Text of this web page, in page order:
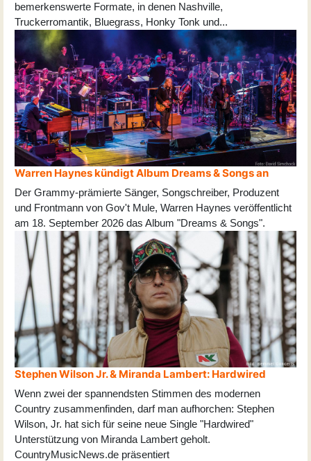
bemerkenswerte Formate, in denen Nashville,
Truckerromantik, Bluegrass, Honky Tonk und...
Warren Haynes kündigt Album Dreams & Songs an
Der Grammy-prämierte Sänger, Songschreiber, Produzent
und Frontmann von Gov't Mule, Warren Haynes veröffentlicht
am 18. September 2026 das Album "Dreams & Songs".
Stephen Wilson Jr. & Miranda Lambert: Hardwired
Wenn zwei der spannendsten Stimmen des modernen
Country zusammenfinden, darf man aufhorchen: Stephen
Wilson, Jr. hat sich für seine neue Single "Hardwired"
Unterstützung von Miranda Lambert geholt.
CountryMusicNews.de präsentiert